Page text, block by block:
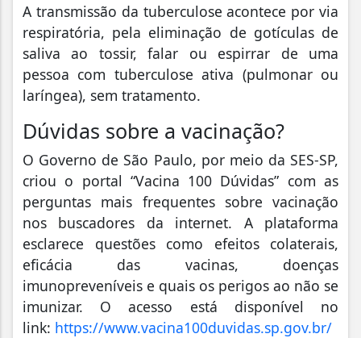
A transmissão da tuberculose acontece por via
respiratória, pela eliminação de gotículas de
saliva ao tossir, falar ou espirrar de uma
pessoa com tuberculose ativa (pulmonar ou
laríngea), sem tratamento.
Dúvidas sobre a vacinação?
O Governo de São Paulo, por meio da SES-SP,
criou o portal “Vacina 100 Dúvidas” com as
perguntas mais frequentes sobre vacinação
nos buscadores da internet. A plataforma
esclarece questões como efeitos colaterais,
eficácia das vacinas, doenças
imunopreveníveis e quais os perigos ao não se
imunizar. O acesso está disponível no
link: https://www.vacina100duvidas.sp.gov.br/